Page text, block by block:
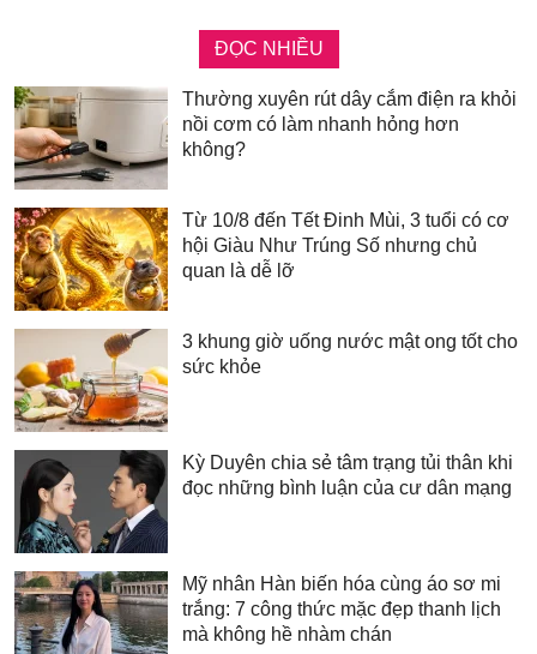
ĐỌC NHIỀU
Thường xuyên rút dây cắm điện ra khỏi
nồi cơm có làm nhanh hỏng hơn
không?
Từ 10/8 đến Tết Đinh Mùi, 3 tuổi có cơ
hội Giàu Như Trúng Số nhưng chủ
quan là dễ lỡ
3 khung giờ uống nước mật ong tốt cho
sức khỏe
Kỳ Duyên chia sẻ tâm trạng tủi thân khi
đọc những bình luận của cư dân mạng
Mỹ nhân Hàn biến hóa cùng áo sơ mi
trắng: 7 công thức mặc đẹp thanh lịch
mà không hề nhàm chán